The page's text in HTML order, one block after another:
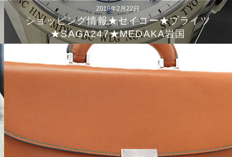
2018年2月22日
ショッピング情報★セイコー★ブライツ
★SAGA247★MEDAKA岩国